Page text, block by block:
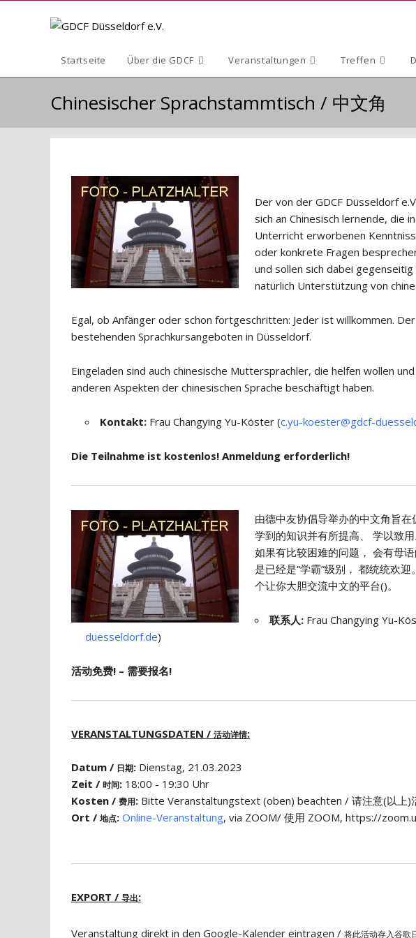
Startseite Über die GDCF Veranstaltungen Treffen
Chinesischer Sprachstammtisch / 中文角
Der von der GDCF Düsseldorf
sich an Chinesisch lernende, die
Unterricht erworbenen
oder konkrete Fragen
und sollen sich dabei
natürlich Unterstützung von
Egal, ob Anfänger oder schon fortgeschritten: Jeder ist willkommen.
bestehenden Sprachkursangeboten in Düsseldorf.
Eingeladen sind auch chinesische Muttersprachler, die helfen wollen
anderen Aspekten der chinesischen Sprache beschäftigt haben.
Kontakt: Frau Changying Yu-Köster (c.yu-koester@gdcf-
Die Teilnahme ist kostenlos! Anmeldung erforderlich!
由德中友协倡导举办的中文角旨
学到的知识并有所提高、 学以致
如果有比较困难的问题， 会有母
是已经是“学霸”级别， 都统统欢
个让你大胆交流中文的平台()。
联系人:Frau Changying Yu-
duesseldorf.de)
活动免费! – 需要报名!
VERANSTALTUNGSDATEN / 活动详情:
Datum / 日期: Dienstag, 21.03.2023
Zeit / 时间: 18:00 - 19:30 Uhr
Kosten / 费用: Bitte Veranstaltungstext (oben) beachten / 请注意(以上)
Ort / 地点: Online-Veranstaltung, via ZOOM/ 使用 ZOOM, https://
EXPORT / 导出:
Veranstaltung direkt in den Google-Kalender eintragen / 将此活动存入谷歌